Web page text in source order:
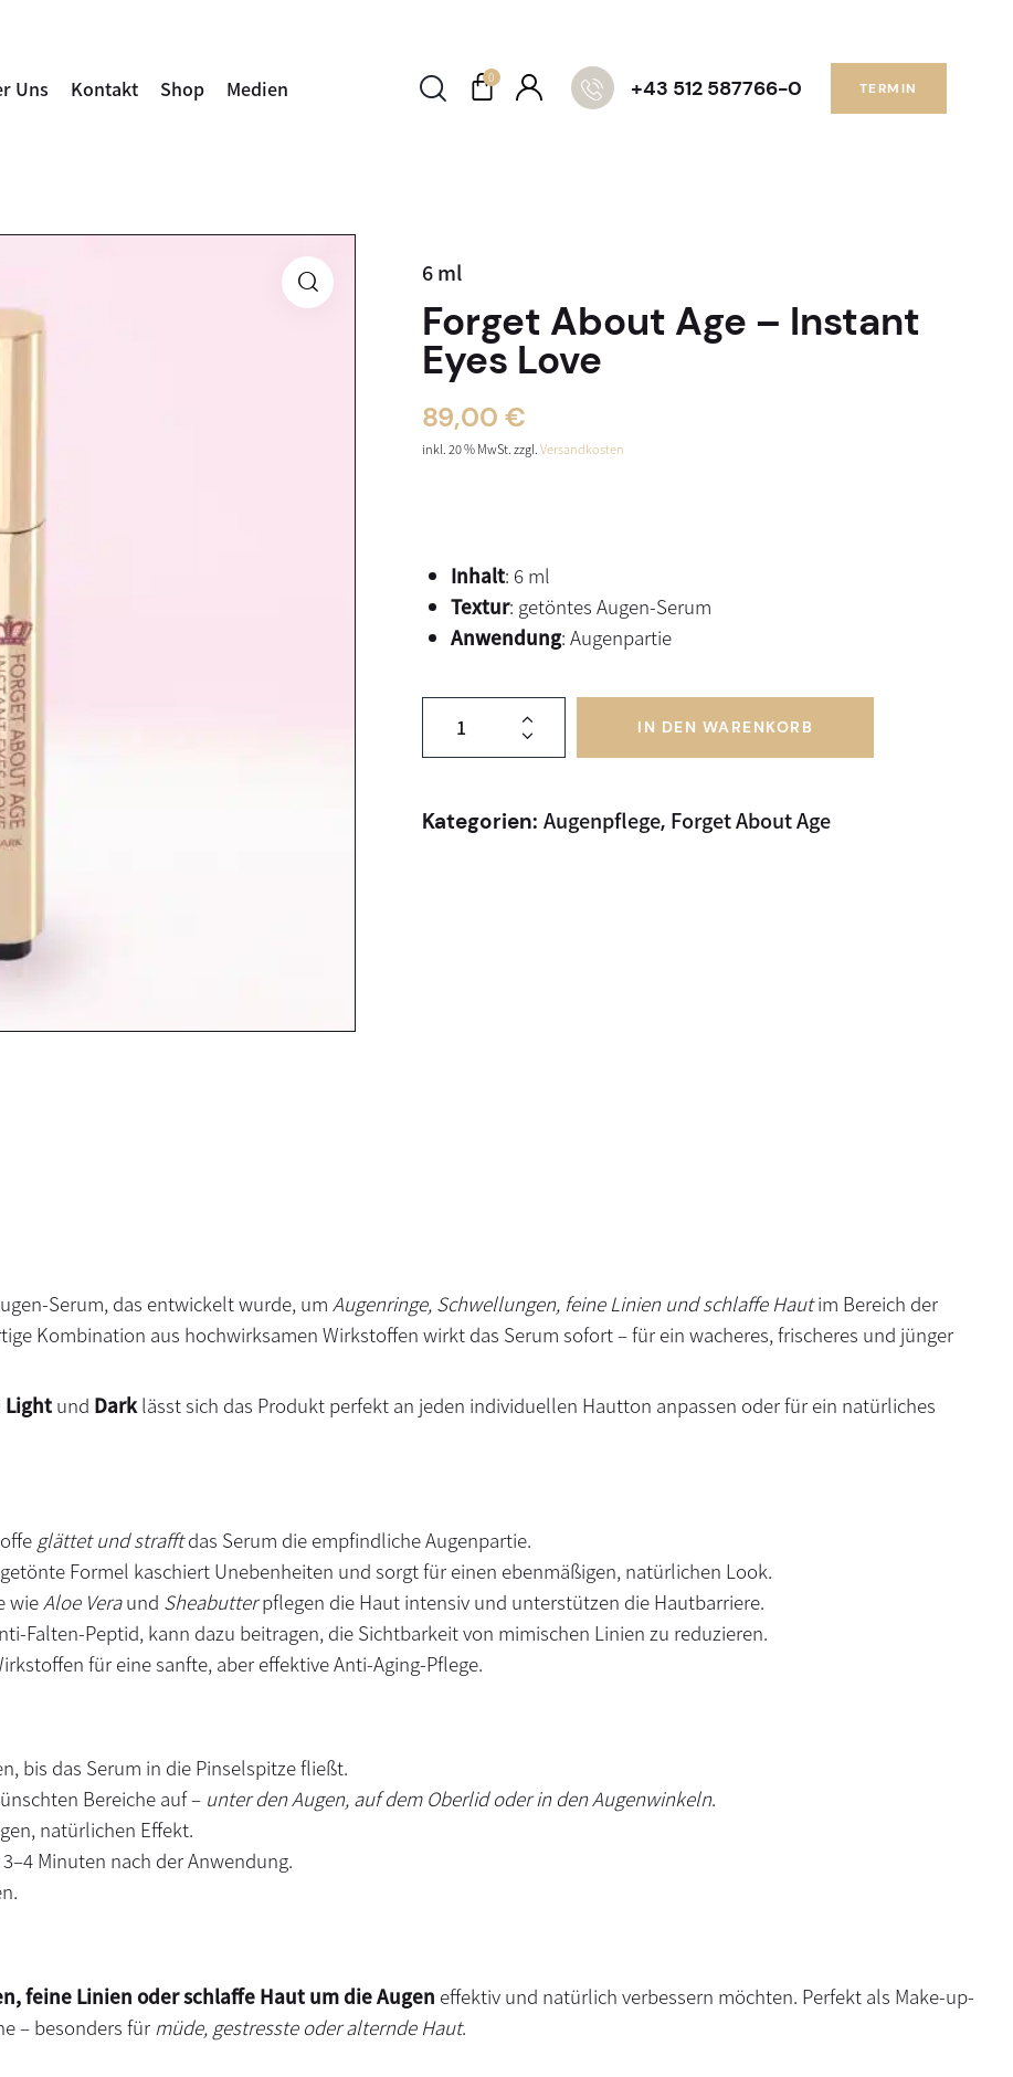
Uns Kontakt Shop Medien 0 +43 512 587766-0 TERMIN
6ml
Forget About Age – Instant
Eyes Love
89,00€
inkl. 20 % MwSt. zzgl.Versandkosten
Inhalt: 6 ml
Textur: getöntes Augen-Serum
Anwendung: Augenpartie
IN DEN WARENKORB
Kategorien:Augenpflege, Forget About Age
Serum, das entwickelt wurde, um Augenringe, Schwellungen, feine Linien und schlaffe Hautim Bereich der
Kombination aus hochwirksamen Wirkstoffen wirkt das Serum sofort – für ein wacheres, frischeres und jünger
Light und Darklässt sich das Produkt perfekt an jeden individuellen Hautton anpassen oder für ein natürliches
glättet und strafftdas Serum die empfindliche Augenpartie.
Formel kaschiert Unebenheiten und sorgt für einen ebenmäßigen, natürlichen Look.
wie Aloe Veraund Sheabutterpflegen die Haut intensiv und unterstützen die Hautbarriere.
Falten-Peptid, kann dazu beitragen, die Sichtbarkeit von mimischen Linien zu reduzieren.
für eine sanfte, aber effektive Anti-Aging-Pflege.
bis das Serum in die Pinselspitze fließt.
Bereiche auf – unter den Augen, auf dem Oberlid oder in den Augenwinkeln.
natürlichen Effekt.
Minuten nach der Anwendung.
feine Linien oder schlaffe Haut um die Augen effektiv und natürlich verbessern möchten. Perfekt als Make-up-
– besonders für müde, gestresste oder alternde Haut.